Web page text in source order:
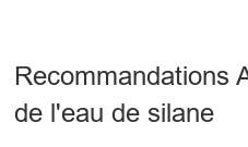
Recommandations
de l'eau de silane